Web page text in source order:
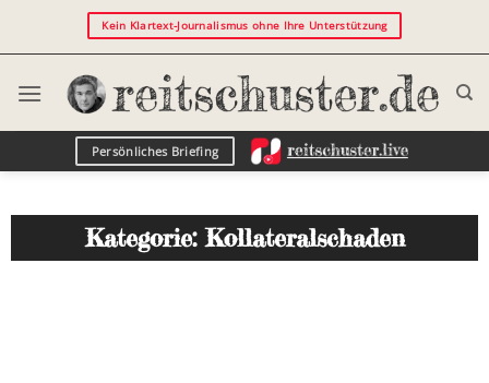
Kein Klartext-Journalismus ohne Ihre Unterstützung
Persönliches Briefing
Kategorie: Kollateralschaden